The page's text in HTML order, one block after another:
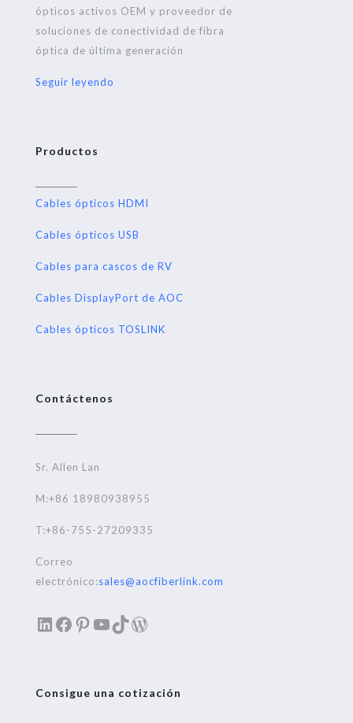
ópticos activos OEM y proveedor de
soluciones de conectividad de fibra
óptica de última generación
Seguir leyendo
Productos
Cables ópticos HDMI
Cables ópticos USB
Cables para cascos de RV
Cables DisplayPort de AOC
Cables ópticos TOSLINK
Contáctenos
Sr. Allen Lan
M:+86 18980938955
T:+86-755-27209335
Correo
electrónico:sales@aocfiberlink.com
LinkedIn
Facebook
Pinterest
YouTube
TikTok
WordPress
Consigue una cotización